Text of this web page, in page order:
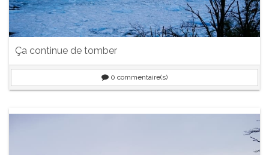
Ça continue de tomber
0 commentaire(s)